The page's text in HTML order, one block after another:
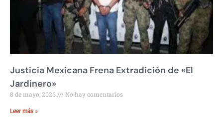
Justicia Mexicana Frena Extradición de «El
Jardinero»
8 de mayo, 2026 No hay comentarios
Leer más »